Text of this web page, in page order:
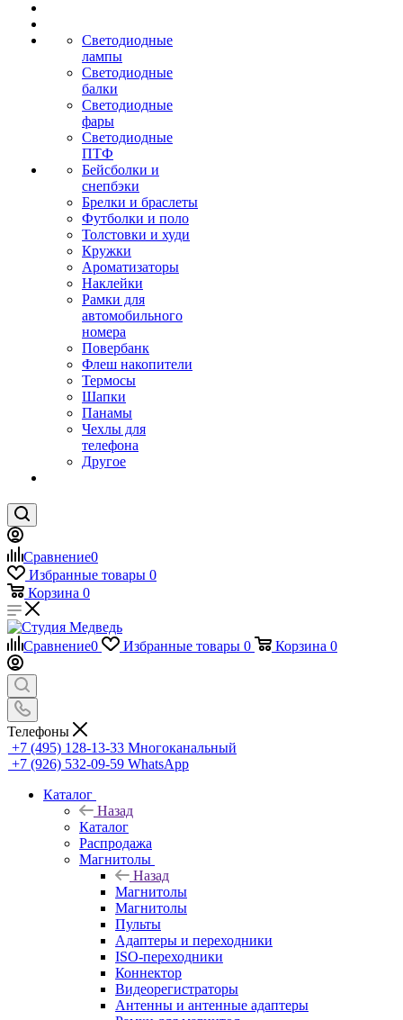
Светодиодные
лампы
Светодиодные
балки
Светодиодные
фары
Светодиодные
ПТФ
Бейсболки и
снепбэки
Брелки и браслеты
Футболки и поло
Толстовки и худи
Кружки
Ароматизаторы
Наклейки
Рамки для
автомобильного
номера
Повербанк
Флеш накопители
Термосы
Шапки
Панамы
Чехлы для
телефона
Другое
Сравнение0
Избранные товары 0
Корзина 0
Сравнение0 Избранные товары 0 Корзина 0
Телефоны
+7 (495) 128-13-33 Многоканальный
+7 (926) 532-09-59 WhatsApp
Каталог
Назад
Каталог
Распродажа
Магнитолы
Назад
Магнитолы
Магнитолы
Пульты
Адаптеры и переходники
ISO-переходники
Коннектор
Видеорегистраторы
Антенны и антенные адаптеры